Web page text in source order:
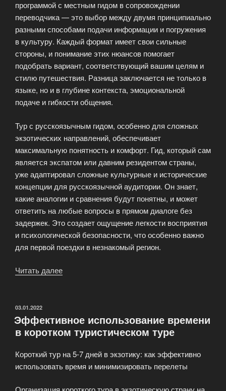
программой с местным гидом в сопровождении
переводчика — это выбор между двумя принципиально
разными способами подачи информации и погружения
в культуру. Каждый формат имеет свои сильные
стороны, и понимание этих нюансов помогает
подобрать вариант, соответствующий вашим целям и
стилю путешествия. Разница заключается не только в
языке, но и в глубине контекста, эмоциональной
подаче и гибкости общения.
Тур с русскоязычным гидом, особенно для сложных
экзотических направлений, обеспечивает
максимальную понятность и комфорт. Гид, который сам
является экспатом или давним резидентом страны,
уже адаптировал сложные культурные и исторические
концепции для русскоязычной аудитории. Он знает,
какие аналогии и сравнения будут понятны, и может
ответить на любые вопросы в прямом диалоге без
задержек. Это создает ощущение легкости восприятия
и психологической безопасности, что особенно важно
для первой поездки в незнакомый регион.
Читать далее
и
тур
местным
гидом»
ОПУБЛИКОВАНО
03.01.2022
Эффективное использование времени
в коротком туристическом туре
Короткий тур на 5-7 дней в экзотику: как эффективно
использовать время и минимизировать перелеты